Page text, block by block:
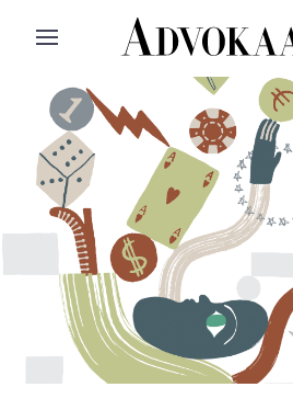
Avaa valikko
Valikon voit myös
Advokaatti